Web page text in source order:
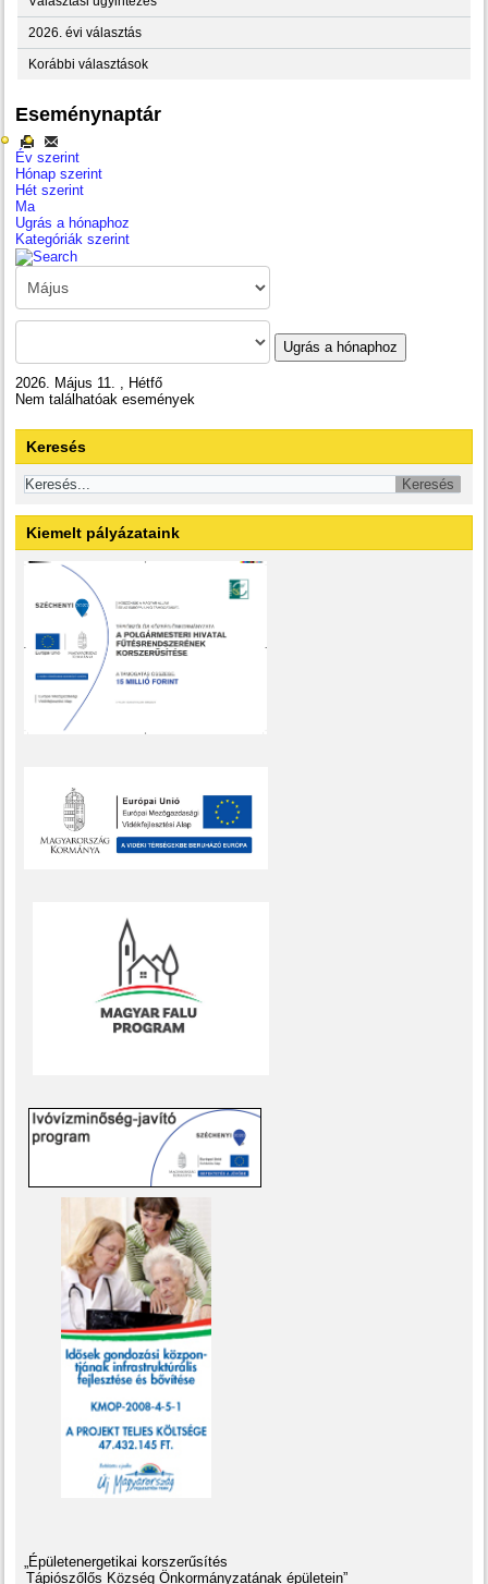
2026. évi választás
Korábbi választások
Eseménynaptár
Év szerint
Hónap szerint
Hét szerint
Ma
Ugrás a hónaphoz
Kategóriák szerint
Ugrás a hónaphoz
2026. Május 11. , Hétfő
Nem találhatóak események
Keresés
Kiemelt pályázataink
„Épületenergetikai korszerűsítés
Tápiószőlős Község Önkormányzatának épületein”